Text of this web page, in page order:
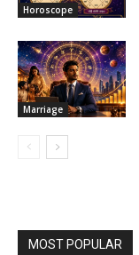
Horoscope
Marriage
MOST POPULAR